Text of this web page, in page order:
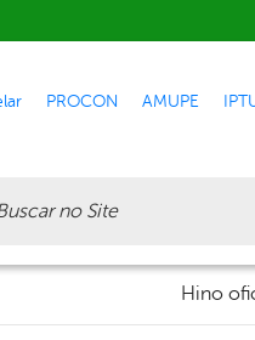
PROCON AMUPE
Hino